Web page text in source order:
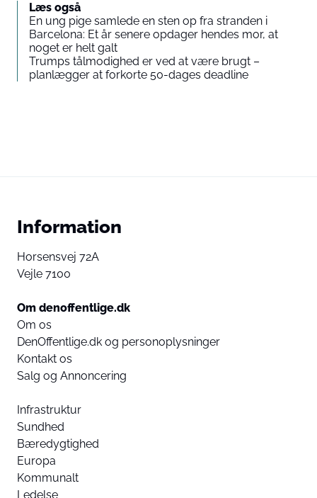
Læs også
En ung pige samlede en sten op fra stranden i
Barcelona: Et år senere opdager hendes mor, at
noget er helt galt
Trumps tålmodighed er ved at være brugt –
planlægger at forkorte 50-dages deadline
Information
Horsensvej 72A
Vejle 7100
Om denoffentlige.dk
Om os
DenOffentlige.dk og personoplysninger
Kontakt os
Salg og Annoncering
Infrastruktur
Sundhed
Bæredygtighed
Europa
Kommunalt
Ledelse